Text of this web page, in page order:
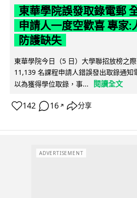
東華學院誤發取錄電郵
申請人一度空歡喜 專家:
防護缺失
東華學院今日（5 日）大學聯招放榜之
11,139 名課程申請人錯誤發出取錄通知
以為獲得學位取錄，事...
閱讀全文
142 16 ↗ 分享
ADVERTISEMENT